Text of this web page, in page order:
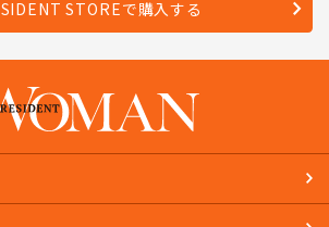
STOREで購入する